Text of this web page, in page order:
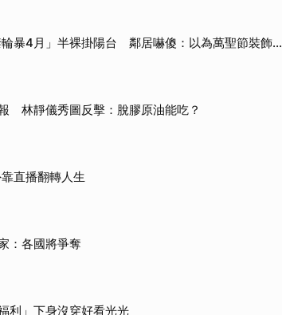
暴4月」半裸掛陽台 鄰居嚇傻：以為萬聖節裝飾...
林靜儀秀圖反擊：脫膠原油能吃？
直播翻轉人生
：各國將爭奪
利」下身沒穿好看光光